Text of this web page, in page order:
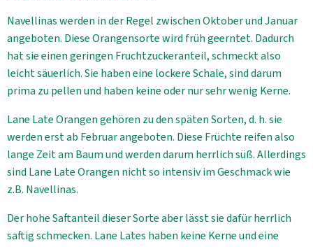
Navellinas werden in der Regel zwischen Oktober und Januar
angeboten. Diese Orangensorte wird früh geerntet. Dadurch
hat sie einen geringen Fruchtzuckeranteil, schmeckt also
leicht säuerlich. Sie haben eine lockere Schale, sind darum
prima zu pellen und haben keine oder nur sehr wenig Kerne.
Lane Late Orangen gehören zu den späten Sorten, d. h. sie
werden erst ab Februar angeboten. Diese Früchte reifen also
lange Zeit am Baum und werden darum herrlich süß. Allerdings
sind Lane Late Orangen nicht so intensiv im Geschmack wie
z.B. Navellinas.
Der hohe Saftanteil dieser Sorte aber lässt sie dafür herrlich
saftig schmecken. Lane Lates haben keine Kerne und eine